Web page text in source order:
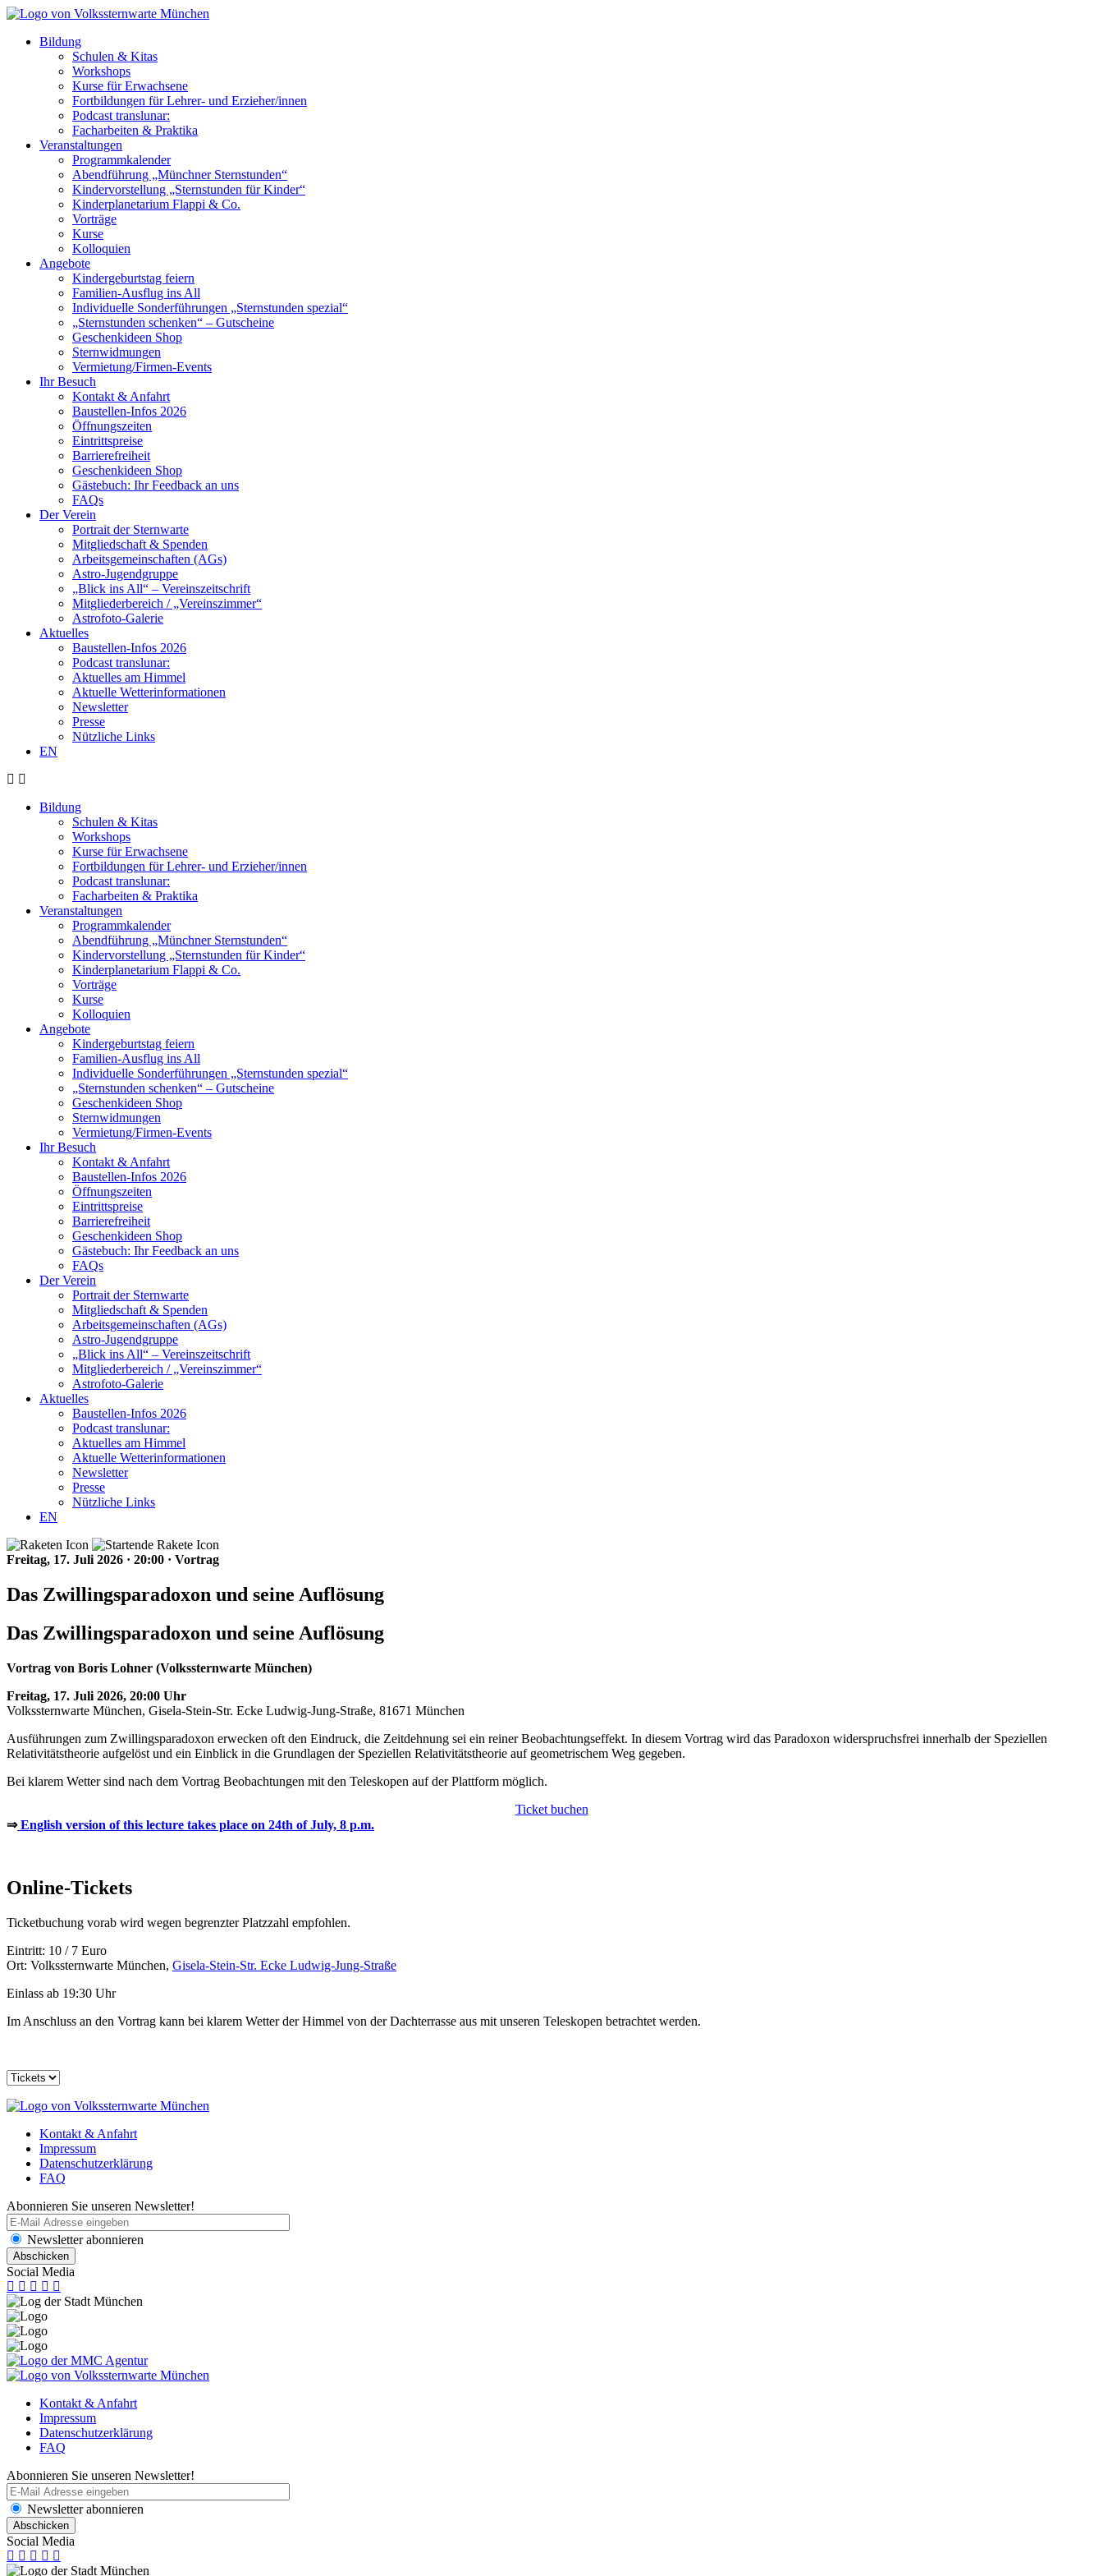
Bildung
Schulen & Kitas
Workshops
Kurse für Erwachsene
Fortbildungen für Lehrer- und Erzieher/innen
Podcast translunar:
Facharbeiten & Praktika
Veranstaltungen
Programmkalender
Abendführung „Münchner Sternstunden“
Kindervorstellung „Sternstunden für Kinder“
Kinderplanetarium Flappi & Co.
Vorträge
Kurse
Kolloquien
Angebote
Kindergeburtstag feiern
Familien-Ausflug ins All
Individuelle Sonderführungen „Sternstunden spezial“
„Sternstunden schenken“ – Gutscheine
Geschenkideen Shop
Sternwidmungen
Vermietung/Firmen-Events
Ihr Besuch
Kontakt & Anfahrt
Baustellen-Infos 2026
Öffnungszeiten
Eintrittspreise
Barrierefreiheit
Geschenkideen Shop
Gästebuch: Ihr Feedback an uns
FAQs
Der Verein
Portrait der Sternwarte
Mitgliedschaft & Spenden
Arbeitsgemeinschaften (AGs)
Astro-Jugendgruppe
„Blick ins All“ – Vereinszeitschrift
Mitgliederbereich / „Vereinszimmer“
Astrofoto-Galerie
Aktuelles
Baustellen-Infos 2026
Podcast translunar:
Aktuelles am Himmel
Aktuelle Wetterinformationen
Newsletter
Presse
Nützliche Links
EN
Bildung
Schulen & Kitas
Workshops
Kurse für Erwachsene
Fortbildungen für Lehrer- und Erzieher/innen
Podcast translunar:
Facharbeiten & Praktika
Veranstaltungen
Programmkalender
Abendführung „Münchner Sternstunden“
Kindervorstellung „Sternstunden für Kinder“
Kinderplanetarium Flappi & Co.
Vorträge
Kurse
Kolloquien
Angebote
Kindergeburtstag feiern
Familien-Ausflug ins All
Individuelle Sonderführungen „Sternstunden spezial“
„Sternstunden schenken“ – Gutscheine
Geschenkideen Shop
Sternwidmungen
Vermietung/Firmen-Events
Ihr Besuch
Kontakt & Anfahrt
Baustellen-Infos 2026
Öffnungszeiten
Eintrittspreise
Barrierefreiheit
Geschenkideen Shop
Gästebuch: Ihr Feedback an uns
FAQs
Der Verein
Portrait der Sternwarte
Mitgliedschaft & Spenden
Arbeitsgemeinschaften (AGs)
Astro-Jugendgruppe
„Blick ins All“ – Vereinszeitschrift
Mitgliederbereich / „Vereinszimmer“
Astrofoto-Galerie
Aktuelles
Baustellen-Infos 2026
Podcast translunar:
Aktuelles am Himmel
Aktuelle Wetterinformationen
Newsletter
Presse
Nützliche Links
EN
Freitag, 17. Juli 2026 · 20:00 · Vortrag
Das Zwillingsparadoxon und seine Auflösung
Das Zwillingsparadoxon und seine Auflösung
Vortrag von Boris Lohner (Volkssternwarte München)
Freitag, 17. Juli 2026, 20:00 Uhr
Volkssternwarte München, Gisela-Stein-Str. Ecke Ludwig-Jung-Straße, 81671 München
Ausführungen zum Zwillingsparadoxon erwecken oft den Eindruck, die Zeitdehnung sei ein reiner Beobachtungseffekt. In diesem Vortrag wird das Paradoxon widerspruchsfrei innerhalb der Speziellen
Relativitätstheorie aufgelöst und ein Einblick in die Grundlagen der Speziellen Relativitätstheorie auf geometrischem Weg gegeben.
Bei klarem Wetter sind nach dem Vortrag Beobachtungen mit den Teleskopen auf der Plattform möglich.
Ticket buchen
⇒English version of this lecture takes place on 24th of July, 8 p.m.
Online-Tickets
Ticketbuchung vorab wird wegen begrenzter Platzzahl empfohlen.
Eintritt: 10 / 7 Euro
Ort: Volkssternwarte München, Gisela-Stein-Str. Ecke Ludwig-Jung-Straße
Einlass ab 19:30 Uhr
Im Anschluss an den Vortrag kann bei klarem Wetter der Himmel von der Dachterrasse aus mit unseren Teleskopen betrachtet werden.
Kontakt & Anfahrt
Impressum
Datenschutzerklärung
FAQ
Abonnieren Sie unseren Newsletter!
Newsletter abonnieren
Social Media
Kontakt & Anfahrt
Impressum
Datenschutzerklärung
FAQ
Abonnieren Sie unseren Newsletter!
Newsletter abonnieren
Social Media